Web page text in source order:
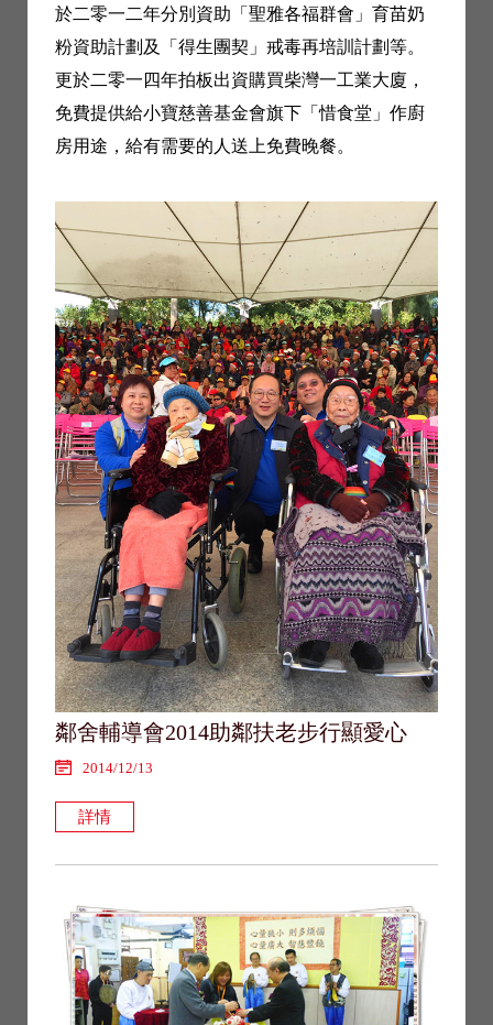
於二零一二年分別資助「聖雅各福群會」育苗奶
粉資助計劃及「得生團契」戒毒再培訓計劃等。
更於二零一四年拍板出資購買柴灣一工業大廈，
免費提供給小寶慈善基金會旗下「惜食堂」作廚
房用途，給有需要的人送上免費晚餐。
鄰舍輔導會2014助鄰扶老步行顯愛心
2014/12/13
詳情